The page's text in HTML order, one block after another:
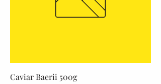
Caviar Baerii 500g